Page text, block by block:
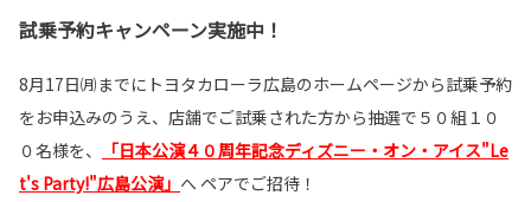
試乗予約キャンペーン実施中！
8月17日㈪までにトヨタカローラ広島のホームページから試乗予約
をお申込みのうえ、店舗でご試乗された方から抽選で５０組１０
０名様を、
「日本公演４０周年記念ディズニー・オン・アイス"Le
t's Party!"広島公演」 へ ペアでご招待！